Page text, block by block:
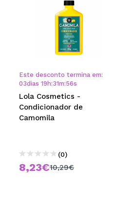
Este desconto termina em:
03dias 19 h:31m:55s
Lola Cosmetics -
Condicionador de
Camomila
(0)
8,23€10,29€